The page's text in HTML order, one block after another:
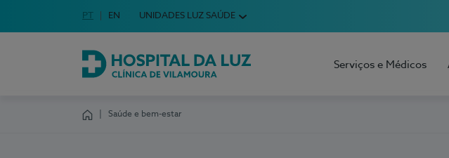
Escolha o seu idioma
Idioma em Português
PT English Language
EN UNIDADES LUZ SAÚDE
Hospital da Luz Clínica de Vilamoura
Serviços e Médicos
Saúde e bem-estar